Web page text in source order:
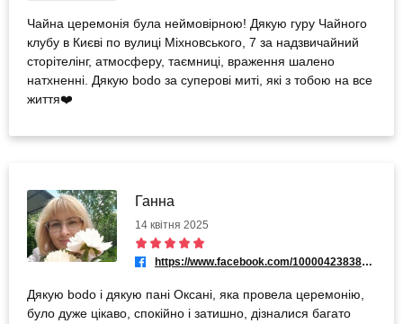
Чайна церемонія була неймовірною! Дякую гуру Чайного
клубу в Києві по вулиці Міхновського, 7 за надзвичайний
сторітелінг, атмосферу, таємниці, враження шалено
натхненні. Дякую bodo за суперові миті, які з тобою на все
життя❤️
Ганна
14 квітня 2025
https://www.facebook.com/100004238387601
Дякую bodo і дякую пані Оксані, яка провела церемонію,
було дуже цікаво, спокійно і затишно, дізналися багато